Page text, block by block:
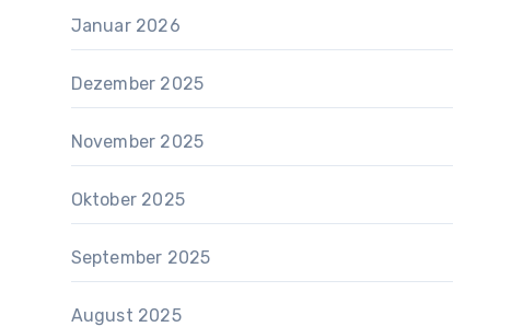
Januar 2026
Dezember 2025
November 2025
Oktober 2025
September 2025
August 2025